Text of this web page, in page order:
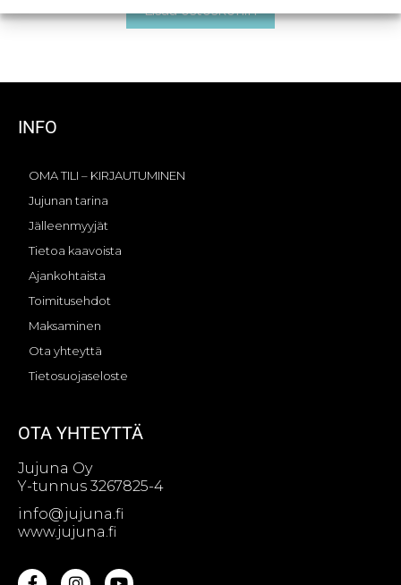
Lisää ostoskoriin
INFO
OMA TILI – KIRJAUTUMINEN
Jujunan tarina
Jälleenmyyjät
Tietoa kaavoista
Ajankohtaista
Toimitusehdot
Maksaminen
Ota yhteyttä
Tietosuojaseloste
OTA YHTEYTTÄ
Jujuna Oy
Y-tunnus 3267825-4
info@jujuna.fi
www.jujuna.fi